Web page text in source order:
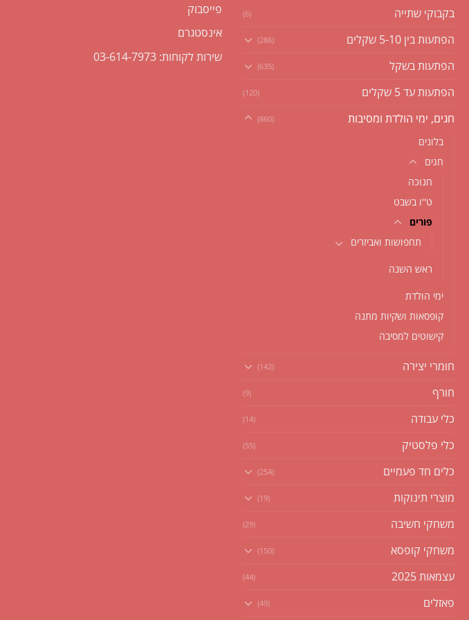
בקבוקי שתייה (6)
הפתעות בין 5-10 שקלים (286)
הפתעות בשקל (635)
הפתעות עד 5 שקלים (120)
חגים, ימי הולדת ומסיבות (860)
בלונים
חגים
חנוכה
ט''ו בשבט
פורים
תחפושות ואביזרים
ראש השנה
ימי הולדת
קופסאות ושקיות מתנה
קישוטים למסיבה
חומרי יצירה (142)
חורף (9)
כלי עבודה (14)
כלי פלסטיק (55)
כלים חד פעמיים (254)
מוצרי תינוקות (19)
משחקי חשיבה (29)
משחקי קופסא (150)
עצמאות 2025 (44)
פאזלים (49)
פייסבוק
אינסטגרם
שירות לקוחות: 03-614-7973